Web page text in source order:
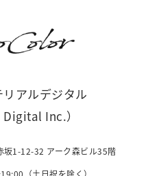
アルデジタル
Digital Inc.）
1-12-32 アーク森ビル35階
（土日祝を除く）